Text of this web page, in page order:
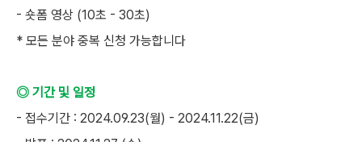
- 숏폼 영상 (10초 - 30초)
* 모든 분야 중복 신청 가능합니다
◎ 기간 및 일정
- 접수기간 : 2024.09.23(월) - 2024.11.22(금)